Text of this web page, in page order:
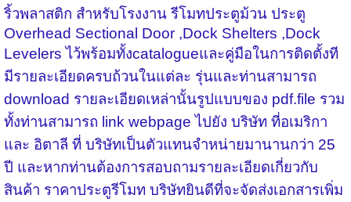
ริ้วพลาสติก สำหรับโรงงาน รีโมทประตูม้วน ประตู
Overhead Sectional Door ,Dock Shelters ,Dock
Levelersไว้พร้อมทั้งcatalogueและคู่มือในการติดตั้งที
มีรายละเอียดครบถ้วนในแต่ละ รุ่นและท่านสามารถ
download รายละเอียดเหล่านั้นรูปแบบของ pdf.file รวม
ทั้งท่านสามารถ link webpageไปยัง บริษัท ที่อเมริกา
และ อิตาลี ที่ บริษัทเป็นตัวแทนจำหน่ายมานานกว่า 25
ปี และหากท่านต้องการสอบถามรายละเอียดเกี่ยวกับ
สินค้า ราคาประตูรีโมท บริษัทยินดีที่จะจัดส่งเอกสารเพิ่ม